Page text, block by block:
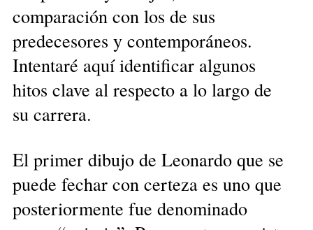
comparación con los de sus
predecesores y contemporáneos.
Intentaré aquí identificar algunos
hitos clave al respecto a lo largo de
su carrera.
El primer dibujo de Leonardo que se
puede fechar con certeza es uno que
posteriormente fue denominado